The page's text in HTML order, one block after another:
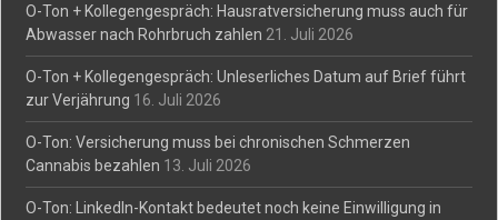
O-Ton + Kollegengespräch: Hausratversicherung muss auch für
Abwasser nach Rohrbruch zahlen 21. Juli 2026
O-Ton + Kollegengespräch: Unleserliches Datum auf Brief führt
zur Verjährung 16. Juli 2026
O-Ton: Versicherung muss bei chronischen Schmerzen
Cannabis bezahlen 13. Juli 2026
O-Ton: LinkedIn-Kontakt bedeutet noch keine Einwilligung in